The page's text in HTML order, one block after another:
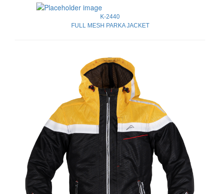
K-2440
FULL MESH PARKA JACKET